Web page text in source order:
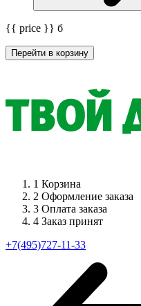
{{ price }} б
Перейти в корзину
1 Корзина
2 Оформление заказа
3 Оплата заказа
4 Заказ принят
+7(495)727-11-33